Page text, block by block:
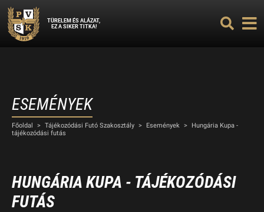
TÜRELEM ÉS ALÁZAT,
EZ A SIKER TITKA!
ESEMÉNYEK
Főoldal > Tájékozódási Futó Szakosztály > Események >
Hungária Kupa -
tájékozódási futás
HUNGÁRIA KUPA - TÁJÉKOZÓDÁSI
FUTÁS